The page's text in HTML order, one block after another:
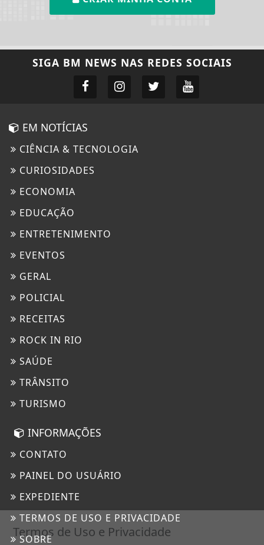
SIGA BM NEWS NAS REDES SOCIAIS
EM NOTÍCIAS
CIÊNCIA & TECNOLOGIA
CURIOSIDADES
ECONOMIA
EDUCAÇÃO
ENTRETENIMENTO
EVENTOS
GERAL
POLICIAL
RECEITAS
ROCK IN RIO
SAÚDE
TRÂNSITO
TURISMO
INFORMAÇÕES
CONTATO
PAINEL DO USUÁRIO
EXPEDIENTE
TERMOS DE USO E PRIVACIDADE
SOBRE
Termos de Uso e Privacidade